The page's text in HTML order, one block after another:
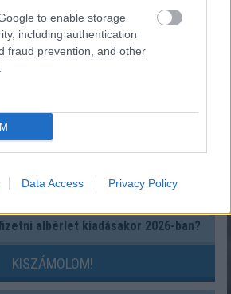
to enable storage
including authentication
fraud prevention, and other
Data Access Privacy Policy
KISZÁMOLOM!
albérlet kiadásakor 2026-ban?
KISZÁMOLOM!